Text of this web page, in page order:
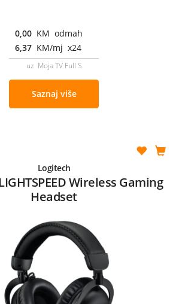
0,00 KM odmah
6,37 KM/mj x24
uz Moja TV Full S
Saznaj više
Logitech
Wireless Gaming
Headset